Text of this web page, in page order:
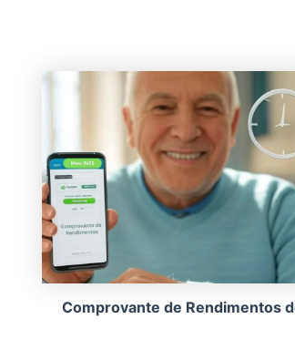
Comprovante de Rendimentos